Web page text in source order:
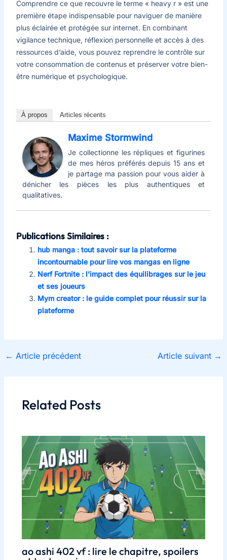
Comprendre ce que recouvre le terme « heavy r » est une
première étape indispensable pour naviguer de manière
plus éclairée et protégée sur internet. En combinant
vigilance technique, réflexion personnelle et accès à des
ressources d’aide, vous pouvez reprendre le contrôle sur
votre consommation de contenus et préserver votre bien-
être numérique et psychologique.
À propos Articles récents
Maxime Stormwind
Je collectionne les répliques et figurines
de mes héros préférés depuis 15 ans et
je partage ma passion pour vous aider à
dénicher les pièces les plus authentiques et
qualitatives.
Publications Similaires :
hub manga : tout savoir sur la plateforme
incontournable pour lire vos mangas en ligne
Nerf Fortnite : l’impact des équilibrages sur le jeu
et ses joueurs
Mym creator : le guide complet pour réussir sur la
plateforme
← Article précédent Article suivant →
Related Posts
ao ashi 402 vf : lire le chapitre, spoilers